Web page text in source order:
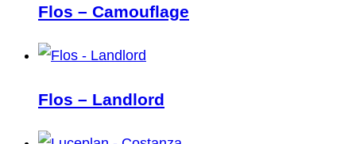
Flos – Camouflage
Flos – Landlord